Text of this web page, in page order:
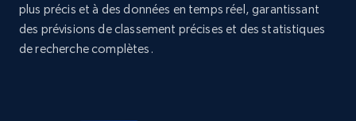
products by best sellers category URL
Title, Seller name, Brand, Description, Initial
price, Currency, Availability, Reviews count, and
plus précis et à des données en temps réel, garantissant
des prévisions de classement précises et des statistiques
de recherche complètes.